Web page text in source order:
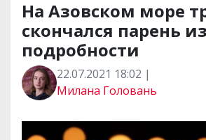
На Азовском море
скончался парень
подробности
22.07.2021 18:02 |
Милана Головань